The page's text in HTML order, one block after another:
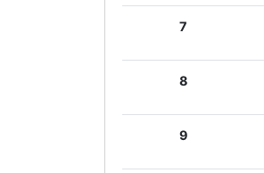
7
8
9